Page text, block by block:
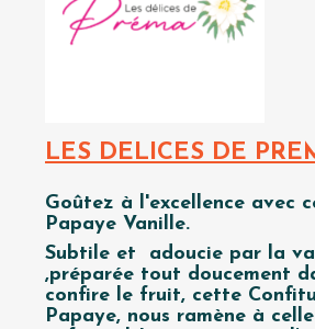
LES DELICES DE
Goûtez à l'excellence avec
Papaye Vanille.
Subtile et adoucie par la
,préparée tout doucement
confire le fruit, cette
Papaye, nous ramène à